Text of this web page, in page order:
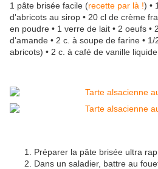
1 pâte brisée facile (recette par là !) •
d'abricots au sirop • 20 cl de crème
en poudre • 1 verre de lait • 2 oeufs •
d'amande • 2 c. à soupe de farine •
abricots) • 2 c. à café de vanille liquide
Préparer la pâte brisée ultra
Dans un saladier, battre au